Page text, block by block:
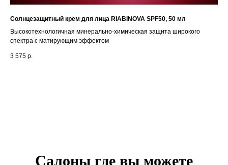
Солнцезащитный крем для лица RIABINOVA SPF50, 50 мл
Высокотехнологичная минерально-химическая защита широкого
спектра с матирующим эффектом
3 575 р.
Салоны где вы можете